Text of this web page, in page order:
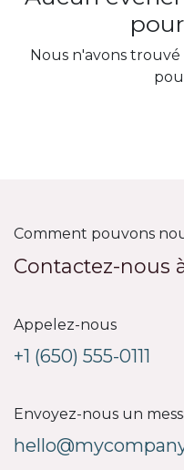
Nous n'avons
Comment pouvons
Contactez-nous
Appelez-nous
+1 (650) 555-0111
Envoyez-nous un